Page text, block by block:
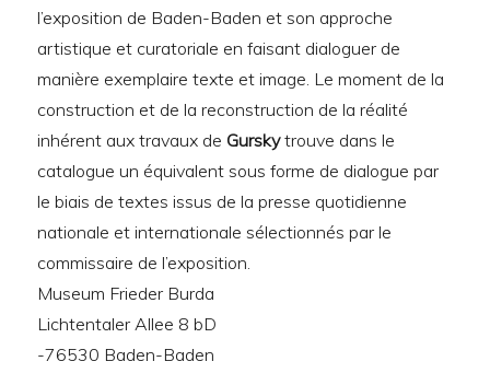
l’exposition de Baden-Baden et son approche
artistique et curatoriale en faisant dialoguer de
manière exemplaire texte et image. Le moment de la
construction et de la reconstruction de la réalité
inhérent aux travaux de Gurskytrouve dans le
catalogue un équivalent sous forme de dialogue par
le biais de textes issus de la presse quotidienne
nationale et internationale sélectionnés par le
commissaire de l’exposition.
Museum Frieder Burda
Lichtentaler Allee 8 bD
-76530 Baden-Baden